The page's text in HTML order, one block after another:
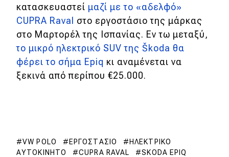
κατασκευαστεί μαζί με το «αδελφό»
CUPRA Raval στο εργοστάσιο της μάρκας
στο Μαρτορέλ της Ισπανίας. Εν τω μεταξύ,
το μικρό ηλεκτρικό SUV της Škoda θα
φέρει το σήμα Epiq κι αναμένεται να
ξεκινά από περίπου €25.000.
VW POLO ΕΡΓΟΣΤΆΣΙΟ
ΗΛΕΚΤΡΙΚΌ
ΑΥΤΟΚΊΝΗΤΟ
CUPRA RAVAL SKODA EPIQ